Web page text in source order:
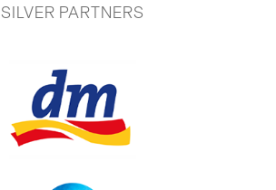
SILVER PARTNERS